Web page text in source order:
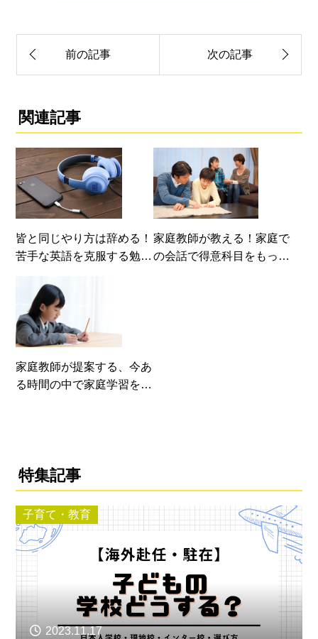
前の記事 次の記事
関連記事
皆と同じやり方は辞める！
苦手な英語を克服する勉強
家庭教師が教える！家庭で
の会話で得意科目をもっと
家庭教師が提案する、今あ
る時間の中で家庭学習を習
特集記事
子育て・教育
2023.11.17